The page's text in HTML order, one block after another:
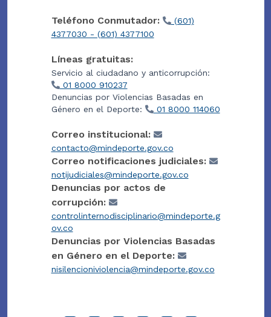
Teléfono Conmutador:
(601)
4377030 - (601) 4377100
Líneas gratuitas:
Servicio al ciudadano y anticorrupción:
01 8000 910237
Denuncias por Violencias Basadas en
Género en el Deporte:
01 8000 114060
Correo institucional:
contacto@mindeporte.gov.co
Correo notificaciones judiciales:
notijudiciales@mindeporte.gov.co
Denuncias por actos de
corrupción:
controlinternodisciplinario@mindeporte.g
ov.co
Denuncias por Violencias Basadas
en Género en el Deporte:
nisilencioniviolencia@mindeporte.gov.co